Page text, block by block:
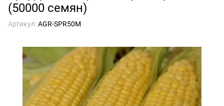
(50000 семян)
Артикул:AGR-SPR50M